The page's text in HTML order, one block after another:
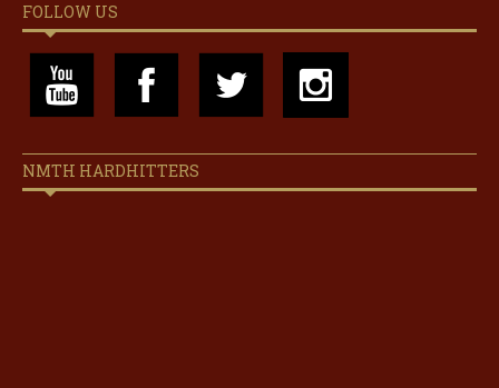
FOLLOW US
NMTH HARDHITTERS